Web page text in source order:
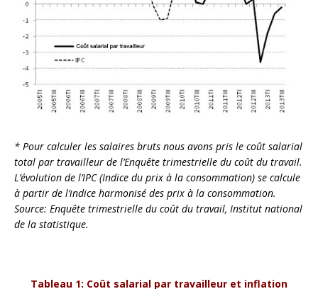
* Pour calculer les salaires bruts nous avons pris le coût salarial
total par travailleur de l’Enquête trimestrielle du coût du travail.
L’évolution de l’IPC (Indice du prix à la consommation) se calcule
à partir de l’indice harmonisé des prix à la consommation.
Source: Enquête trimestrielle du coût du travail, Institut national
de la statistique.
Tableau 1: Coût salarial par travailleur et inflation